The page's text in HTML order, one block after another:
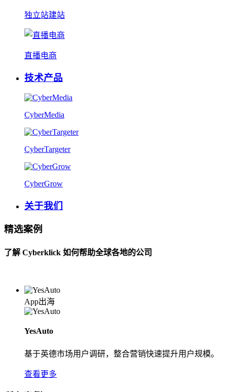
独立站建站
直播电商
技术产品
CyberMedia
CyberTargeter
CyberGrow
关于我们
精选案例
了解 Cyberklick 如何帮助全球各地的公司
App出海
YesAuto
基于英德市场用户调研，整合营销快速提升用户规模。
查看更多